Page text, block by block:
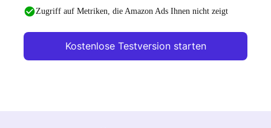
Zugriff auf Metriken, die Amazon Ads Ihnen nicht zeigt
Kostenlose Testversion starten